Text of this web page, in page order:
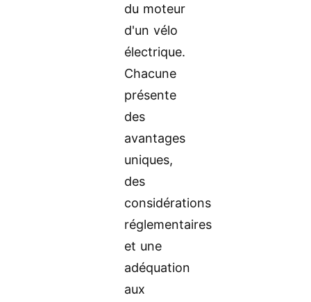
du moteur
d'un vélo
électrique.
Chacune
présente
des
avantages
uniques,
des
considérations
réglementaires
et une
adéquation
aux